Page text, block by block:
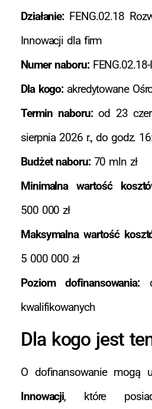
Działanie:FENG.02.18
Innowacji dla firm
Numer naboru:FENG.02.18-
Dla kogo:akredytowane
Termin naboru:od 23
sierpnia 2026 r., do godz.
Budżet naboru:70 mln zł
Minimalna wartość
500 000 zł
Maksymalna wartość
5 000 000 zł
Poziom dofinansowania:
kwalifikowanych
Dla kogo jest
O dofinansowanie mogą
Innowacji, które